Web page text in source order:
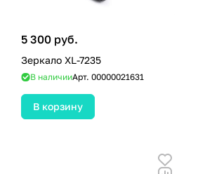
5 300 руб.
Зеркало XL-7235
В наличииАрт. 00000021631
В корзину